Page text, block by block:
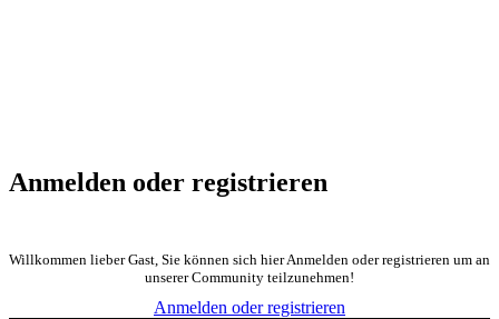
Anmelden oder registrieren
Willkommen lieber Gast, Sie können sich hier Anmelden oder registrieren um an
unserer Community teilzunehmen!
Anmelden oder registrieren